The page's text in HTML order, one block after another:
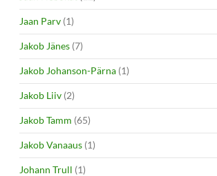
Jaan Parv (1)
Jakob Jänes (7)
Jakob Johanson-Pärna (1)
Jakob Liiv (2)
Jakob Tamm (65)
Jakob Vanaaus (1)
Johann Trull (1)